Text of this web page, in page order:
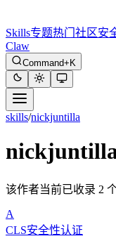
Skills专题热门 社区安
Claw
Command+K
skills/nickjuntilla
该作者当前已收录 2 个
A
CLS安全性认证